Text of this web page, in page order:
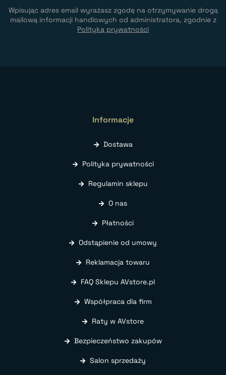
Wpisując adres email wyrażasz zgodę na otrzymywanie drogą
mailową informacji handlowych od administratora, zgodnie z
Polityką prywatności
Informacje
Dostawa
Polityka prywatności
Regulamin sklepu
O nas
Płatności
Odstąpienie od umowy
Reklamacja towaru
FAQ Sklepu AVstore.pl
Współpraca dla firm
Raty w AVstore
Bezpieczeństwo zakupów
Salon sprzedaży